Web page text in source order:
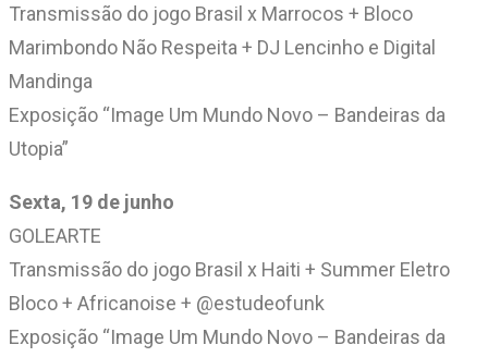
Transmissão do jogo Brasil x Marrocos + Bloco
Marimbondo Não Respeita + DJ Lencinho e Digital
Mandinga
Exposição “Image Um Mundo Novo – Bandeiras da
Utopia”
Sexta, 19 de junho
GOLEARTE
Transmissão do jogo Brasil x Haiti + Summer Eletro
Bloco + Africanoise + @estudeofunk
Exposição “Image Um Mundo Novo – Bandeiras da